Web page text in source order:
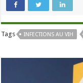
Tags INFECTIONS AU VIH